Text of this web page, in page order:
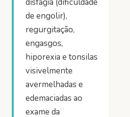
de engolir),
regurgitação,
engasgos,
hiporexia e tonsilas
visivelmente
avermelhadas e
edemaciadas ao
exame da